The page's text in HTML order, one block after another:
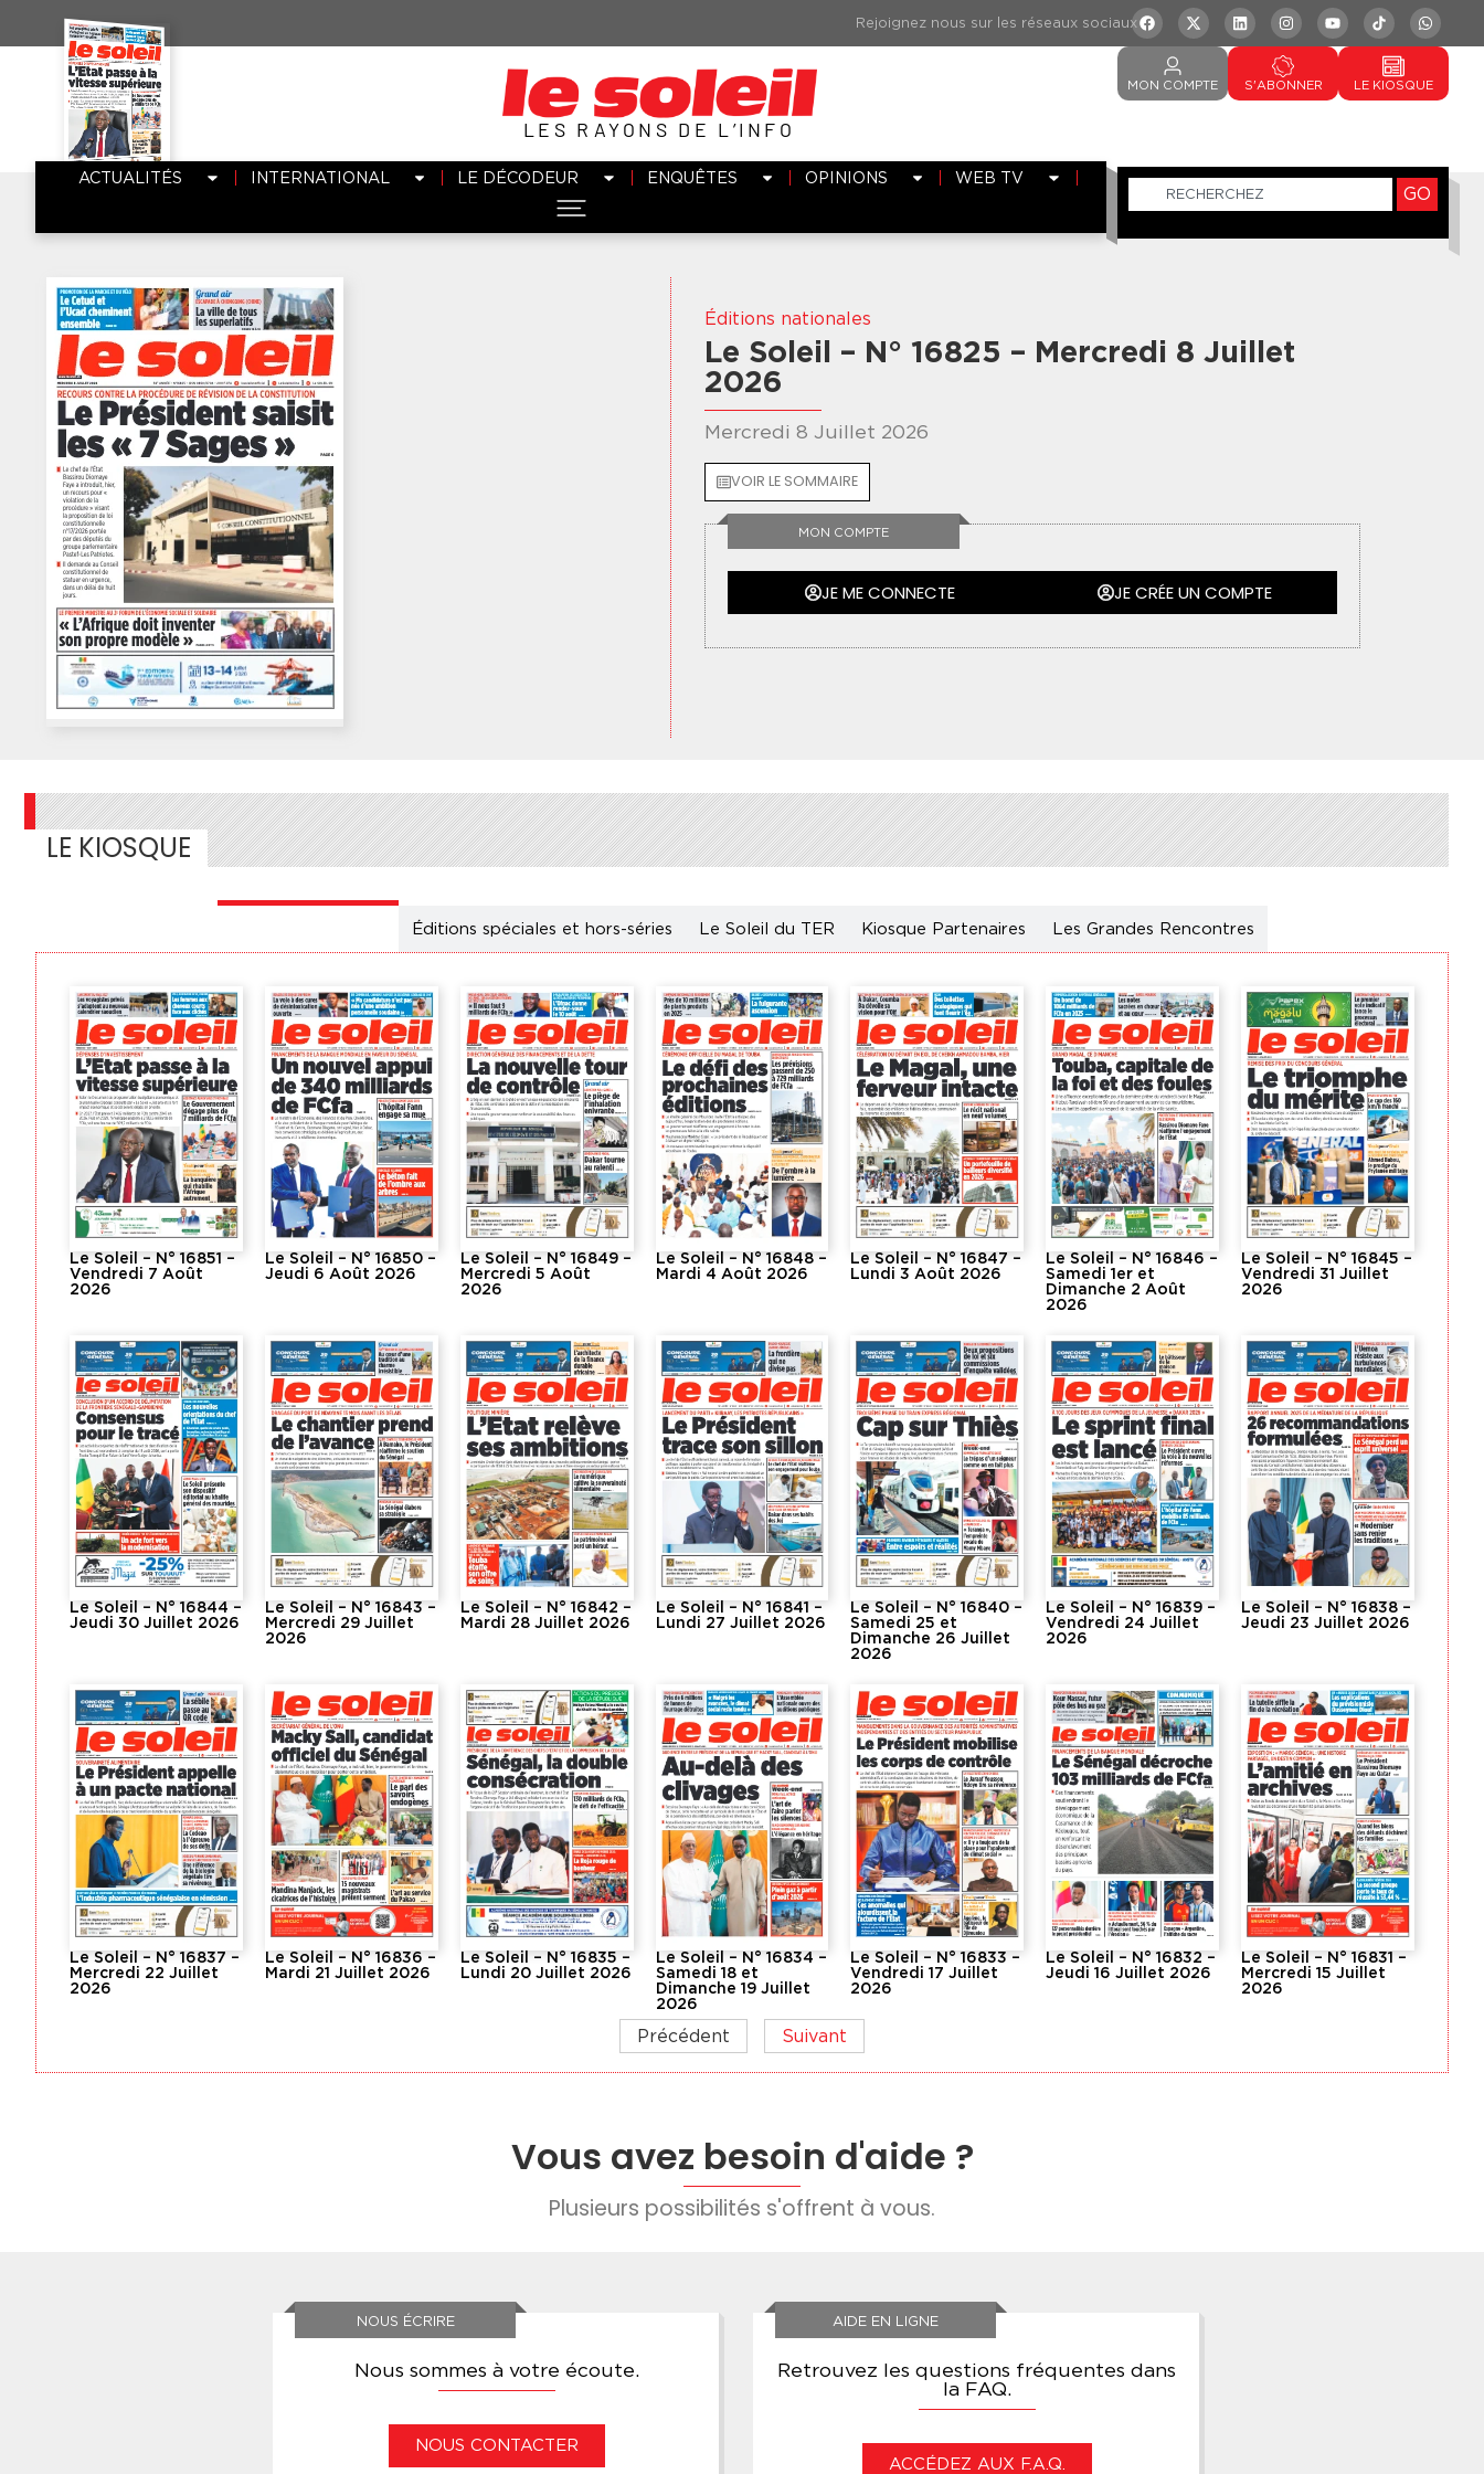
LES RAYONS DE L’INFO
MON COMPTE S'ABONNER LE KIOSQUE
ACTUALITÉS INTERNATIONAL LE DÉCODEUR ENQUÊTES OPINIONS WEB TV
GO
Éditions nationales
Le Soleil – N° 16825 – Mercredi 8 Juillet
2026
Mercredi 8 Juillet 2026
VOIR LE SOMMAIRE
MON COMPTE
JE ME CONNECTE JE CRÉE UN COMPTE
LE KIOSQUE
Éditions spéciales et hors-séries Le Soleil du TER Kiosque Partenaires Les Grandes Rencontres
Le Soleil – N° 16851 –
Vendredi 7 Août
2026
Le Soleil – N° 16850 –
Jeudi 6 Août 2026
Le Soleil – N° 16849 –
Mercredi 5 Août
2026
Le Soleil – N° 16848 –
Mardi 4 Août 2026
Le Soleil – N° 16847 –
Lundi 3 Août 2026
Le Soleil – N° 16846 –
Samedi 1er et
Dimanche 2 Août
2026
Le Soleil – N° 16845 –
Vendredi 31 Juillet
2026
Le Soleil – N° 16844 –
Jeudi 30 Juillet 2026
Le Soleil – N° 16843 –
Mercredi 29 Juillet
2026
Le Soleil – N° 16842 –
Mardi 28 Juillet 2026
Le Soleil – N° 16841 –
Lundi 27 Juillet 2026
Le Soleil – N° 16840 –
Samedi 25 et
Dimanche 26 Juillet
2026
Le Soleil – N° 16839 –
Vendredi 24 Juillet
2026
Le Soleil – N° 16838 –
Jeudi 23 Juillet 2026
Le Soleil – N° 16837 –
Mercredi 22 Juillet
2026
Le Soleil – N° 16836 –
Mardi 21 Juillet 2026
Le Soleil – N° 16835 –
Lundi 20 Juillet 2026
Le Soleil – N° 16834 –
Samedi 18 et
Dimanche 19 Juillet
2026
Le Soleil – N° 16833 –
Vendredi 17 Juillet
2026
Le Soleil – N° 16832 –
Jeudi 16 Juillet 2026
Le Soleil – N° 16831 –
Mercredi 15 Juillet
2026
Précédent Suivant
Vous avez besoin d'aide ?
Plusieurs possibilités s'offrent à vous.
NOUS ÉCRIRE
Nous sommes à votre écoute.
NOUS CONTACTER
AIDE EN LIGNE
Retrouvez les questions fréquentes dans
la FAQ.
ACCÉDEZ AUX F.A.Q.